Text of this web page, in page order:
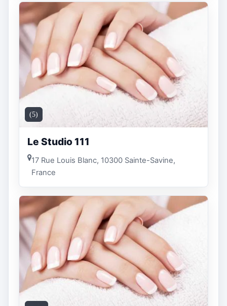
(5)
Le Studio 111
17 Rue Louis Blanc, 10300 Sainte-Savine,
France